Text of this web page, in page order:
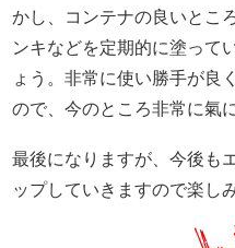
かし、コンテナの良いとこ
ンキなどを定期的に塗って
ょう。非常に使い勝手が良
ので、今のところ非常に氣
最後になりますが、今後も
ップしていきますので楽し